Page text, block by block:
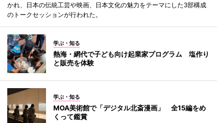
かれ、日本の伝統工芸や映画、日本文化の魅力をテーマにした3部構成
のトークセッションが行われた。
学ぶ・知る
熱海・網代で子ども向け起業家プログラム 塩作り
と販売を体験
学ぶ・知る
MOA美術館で「デジタル北斎漫画」 全15編をめ
くって鑑賞